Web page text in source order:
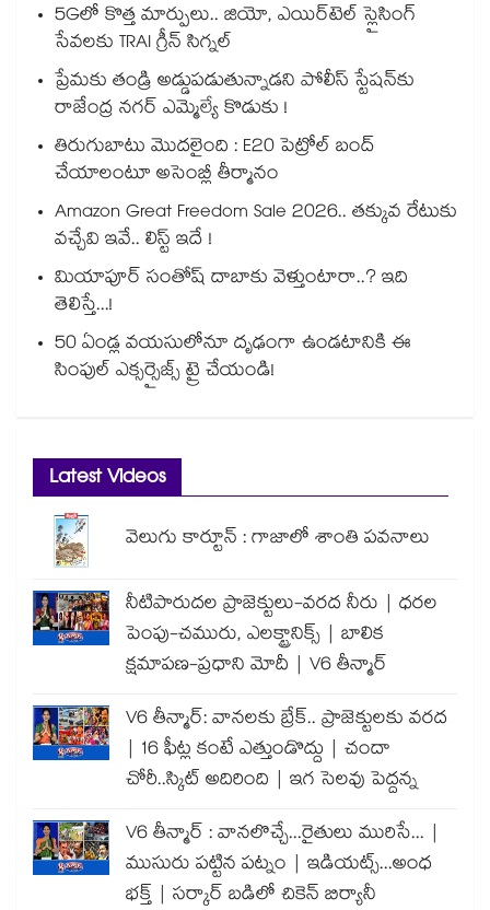
5Gలో కొత్త మార్పులు.. జియో, ఎయిర్‌టెల్ స్లైసింగ్
సేవలకు TRAI గ్రీన్ సిగ్నల్
ప్రేమకు తండ్రి అడ్డుపడుతున్నాడని పోలీస్ స్టేషన్⁪కు
రాజేంద్ర నగర్ ఎమ్మెల్యే కొడుకు !
తిరుగుబాటు మొదలైంది : E20 పెట్రోల్ బంద్
చేయాలంటూ అసెంబ్లీ తీర్మానం
Amazon Great Freedom Sale 2026.. తక్కువ రేటుకు
వచ్చేవి ఇవే.. లిస్ట్ ఇదే !
మియాపూర్ సంతోష్ దాబాకు వెళ్తుంటారా..? ఇది
తెలిస్తే...!
50 ఏండ్ల వయసులోనూ దృఢంగా ఉండటానికి ఈ
సింపుల్ ఎక్సర్సైజ్స్ ట్రై చేయండి!
Latest Videos
వెలుగు కార్టూన్ : గాజాలో శాంతి పవనాలు
నీటిపారుదల ప్రాజెక్టులు-వరద నీరు | ధరల
పెంపు-చమురు, ఎలక్ట్రానిక్స్ | బాలిక
క్షమాపణ-ప్రధాని మోదీ | V6 తీన్మార్
V6 తీన్మార్: వానలకు బ్రేక్.. ప్రాజెక్టులకు వరద
| 16 ఫీట్ల కంటే ఎత్తుండొద్దు | చందా
చోరీ..స్కిట్ అదిరింది | ఇగ సెలవు పెద్దన్న
V6 తీన్మార్ : వానలొచ్చే...రైతులు మురిసే... |
ముసురు పట్టిన పట్నం | ఇడియట్స్...అంధ
భక్త్ | సర్కార్ బడిలో చికెన్ బిర్యానీ